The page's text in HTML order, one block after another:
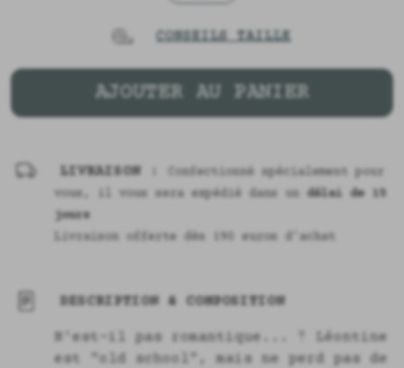
CONSEILS TAILLE
AJOUTER AU PANIER
LIVRAISON :
Confectionné spécialement pour
vous, il vous sera expédié dans un délai de 15
jours
Livraison offerte dès 190 euros d'achat
DESCRIPTION & COMPOSITION
N'est-il pas romantique... ? Léontine
est "old school", mais ne perd pas de